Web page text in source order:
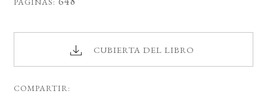
CUBIERTA DEL LIBRO
COMPARTIR: